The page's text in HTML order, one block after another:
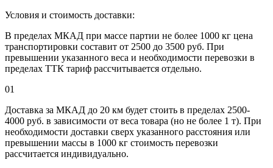
Условия и стоимость доставки:
В пределах МКАД при массе партии не более 1000 кг цена
транспортировки составит от 2500 до 3500 руб. При
превышении указанного веса и необходимости перевозки в
пределах ТТК тариф рассчитывается отдельно.
01
Доставка за МКАД до 20 км будет стоить в пределах 2500-
4000 руб. в зависимости от веса товара (но не более 1 т). При
необходимости доставки сверх указанного расстояния или
превышении массы в 1000 кг стоимость перевозки
рассчитается индивидуально.